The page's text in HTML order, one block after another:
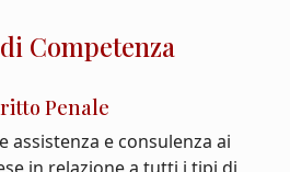
Competenza
Penale
assistenza e consulenza ai